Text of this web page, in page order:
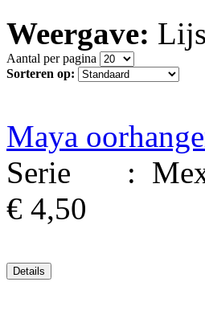
Weergave:
Aantal per pagina
Sorteren op:
Maya
Serie :
€ 4,50